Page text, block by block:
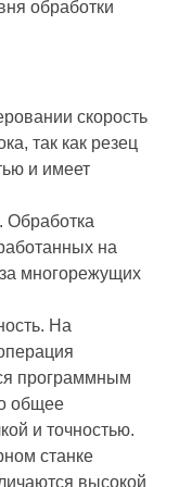
обработки
скорость
так как резец
и имеет
Обработка
на
многорежущих
На
программным
общее
и точностью.
станке
высокой